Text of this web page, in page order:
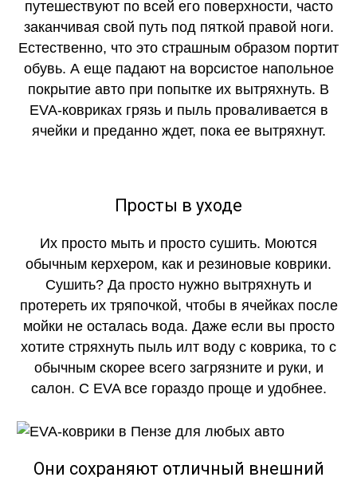
путешествуют по всей его поверхности, часто
заканчивая свой путь под пяткой правой ноги.
Естественно, что это страшным образом портит
обувь. А еще падают на ворсистое напольное
покрытие авто при попытке их вытряхнуть. В
EVA-ковриках грязь и пыль проваливается в
ячейки и преданно ждет, пока ее вытряхнут.
Просты в уходе
Их просто мыть и просто сушить. Моются
обычным керхером, как и резиновые коврики.
Сушить? Да просто нужно вытряхнуть и
протереть их тряпочкой, чтобы в ячейках после
мойки не осталась вода. Даже если вы просто
хотите стряхнуть пыль илт воду с коврика, то с
обычным скорее всего загрязните и руки, и
салон. С EVA все гораздо проще и удобнее.
Они сохраняют отличный внешний